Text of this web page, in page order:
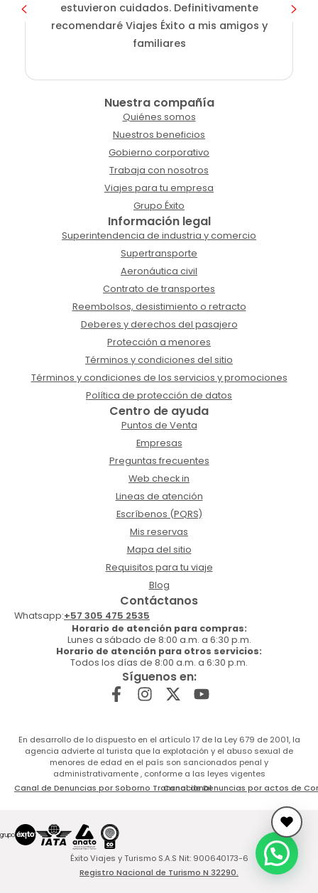
estuvieron cuidados. Definitivamente
recomendaré Viajes Éxito a mis amigos y
familiares
Nuestra compañía
Quiénes somos
Nuestros beneficios
Gobierno corporativo
Trabaja con nosotros
Viajes para tu empresa
Grupo Éxito
Información legal
Superintendencia de industria y comercio
Supertransporte
Aeronáutica civil
Contrato de transportes
Reembolsos, desistimiento o retracto
Deberes y derechos del pasajero
Protección a menores
Términos y condiciones del sitio
Términos y condiciones de los servicios y promociones
Política de protección de datos
Centro de ayuda
Puntos de Venta
Empresas
Preguntas frecuentes
Web check in
Lineas de atención
Escríbenos (PQRS)
Mis reservas
Mapa del sitio
Requisitos para tu viaje
Blog
Contáctanos
Whatsapp:+57 305 475 2535
Horario de atención para compras:
Lunes a sábado de 8:00 a.m. a 6:30 p.m.
Horario de atención para otros servicios:
Todos los días de 8:00 a.m. a 6:30 p.m.
Síguenos en:
En desarrollo de lo dispuesto en el artículo 17 de la Ley 679 de 2001, la
agencia advierte al turista que la explotación y el abuso sexual de
menores de edad en el país son sancionados penal y
administrativamente , conforme a las leyes vigentes
Canal de Denuncias por Soborno TransnacionalCanal de Denuncias por actos de
Éxito Viajes y Turismo S.A.S Nit: 900640173-6
Registro Nacional de Turismo N 32290.